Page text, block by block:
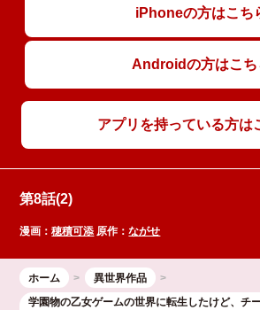
iPhoneの方はこち
Androidの方はこち
アプリを持っている方は
第8話(2)
漫画：穂積可添 原作：ながせ
ホーム
異世界作品
学園物の乙女ゲームの世界に転生したけど、チ